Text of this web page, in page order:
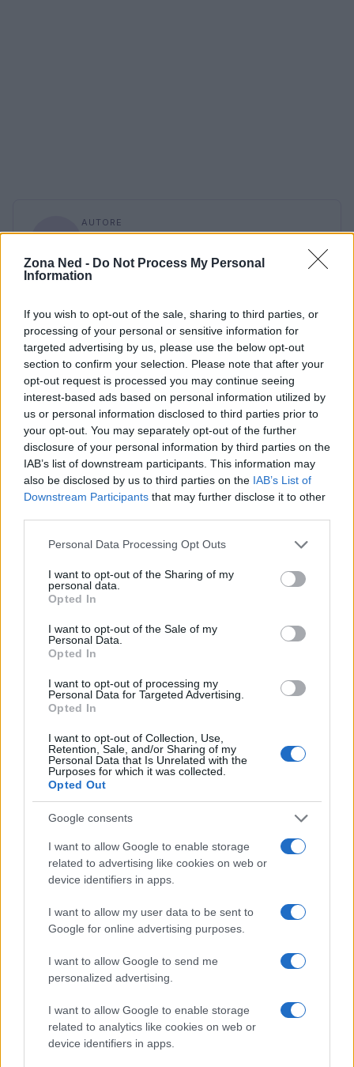
Zona Ned - Do Not Process My Personal
Information
If you wish to opt-out of the sale, sharing to third parties, or
processing of your personal or sensitive information for
targeted advertising by us, please use the below opt-out
section to confirm your selection. Please note that after your
opt-out request is processed you may continue seeing
interest-based ads based on personal information utilized by
us or personal information disclosed to third parties prior to
your opt-out. You may separately opt-out of the further
disclosure of your personal information by third parties on the
IAB’s list of downstream participants. This information may
also be disclosed by us to third parties on the IAB’s List of
Downstream Participants that may further disclose it to other
Please note that this website/app uses one or more Google
not limited to your visit or usage behaviour. You may click to
grant or deny consent to Google and its third-party tags to
use your data for below specified purposes in below Google
consent section.
Personal Data Processing Opt Outs
I want to opt-out of the Sharing of my
personal data.
Opted In
I want to opt-out of the Sale of my
Personal Data.
Opted In
I want to opt-out of processing my
Personal Data for Targeted Advertising.
Opted In
I want to opt-out of Collection, Use,
Retention, Sale, and/or Sharing of my
Personal Data that Is Unrelated with the
Purposes for which it was collected.
Opted Out
Google consents
I want to allow Google to enable storage
related to advertising like cookies on web or
device identifiers in apps.
I want to allow my user data to be sent to
Google for online advertising purposes.
I want to allow Google to send me
personalized advertising.
I want to allow Google to enable storage
related to analytics like cookies on web or
device identifiers in apps.
AUTORE
Staff
Continua a leggere
NERD NEWS
Pieve Comics 2026: tutto ciò che devi sapere
sull’evento nerd di Perugia
NERD NEWS